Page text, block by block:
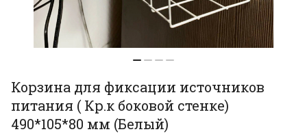
Корзина для фиксации источников
питания ( Кр.к боковой стенке)
490*105*80 мм (Белый)